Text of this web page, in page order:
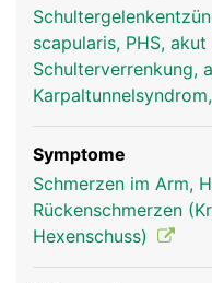
Befestigungsanker
scapularis, PHS, akut
Schulterverrenkung,
Symptome
Schmerzen im Arm,
Rückenschmerzen
Hexenschuss)